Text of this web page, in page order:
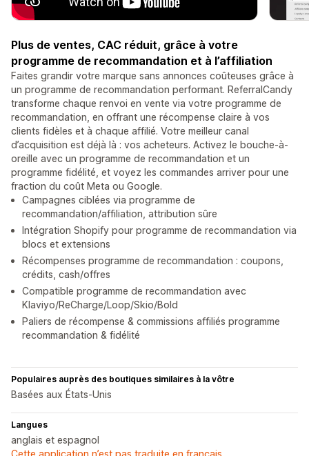
Plus de ventes, CAC réduit, grâce à votre
programme de recommandation et à l’affiliation
Faites grandir votre marque sans annonces coûteuses grâce à
un programme de recommandation performant. ReferralCandy
transforme chaque renvoi en vente via votre programme de
recommandation, en offrant une récompense claire à vos
clients fidèles et à chaque affilié. Votre meilleur canal
d’acquisition est déjà là : vos acheteurs. Activez le bouche-à-
oreille avec un programme de recommandation et un
programme fidélité, et voyez les commandes arriver pour une
fraction du coût Meta ou Google.
Campagnes ciblées via programme de
recommandation/affiliation, attribution sûre
Intégration Shopify pour programme de recommandation via
blocs et extensions
Récompenses programme de recommandation : coupons,
crédits, cash/offres
Compatible programme de recommandation avec
Klaviyo/ReCharge/Loop/Skio/Bold
Paliers de récompense & commissions affiliés programme
recommandation & fidélité
Populaires auprès des boutiques similaires à la vôtre
Basées aux États-Unis
Langues
anglais et espagnol